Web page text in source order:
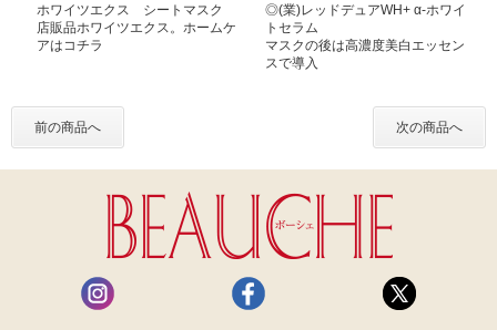
ホワイツエクス シートマスク
店販品ホワイツエクス。ホームケ
アはコチラ
◎(業)レッドデュアWH+ α-ホワイ
トセラム
マスクの後は高濃度美白エッセン
スで導入
前の商品へ 次の商品へ